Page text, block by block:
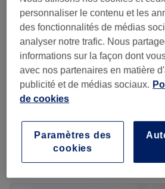
"Happy hours"
Massage du dos complet
30 min - 1 h
Massage du corps aux
huiles essentielles
45 min - 1 h 30 min
45 min - 1 h
Je veux en savoir plus
Lundi
personnaliser le contenu et les
des fonctionnalités de médias
analyser notre trafic. Nous
informations sur la façon dont
avec nos partenaires en matière
publicité et de médias sociaux.
de cookies
Paramètres des
cookies